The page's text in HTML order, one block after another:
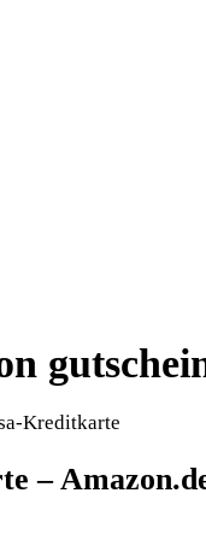
Kreditkarte
–